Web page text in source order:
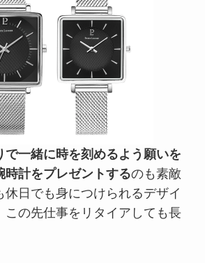
で一緒に時を刻めるよう願いを
時計をプレゼントするのも素敵
休日でも身につけられるデザイ
この先仕事をリタイアしても長